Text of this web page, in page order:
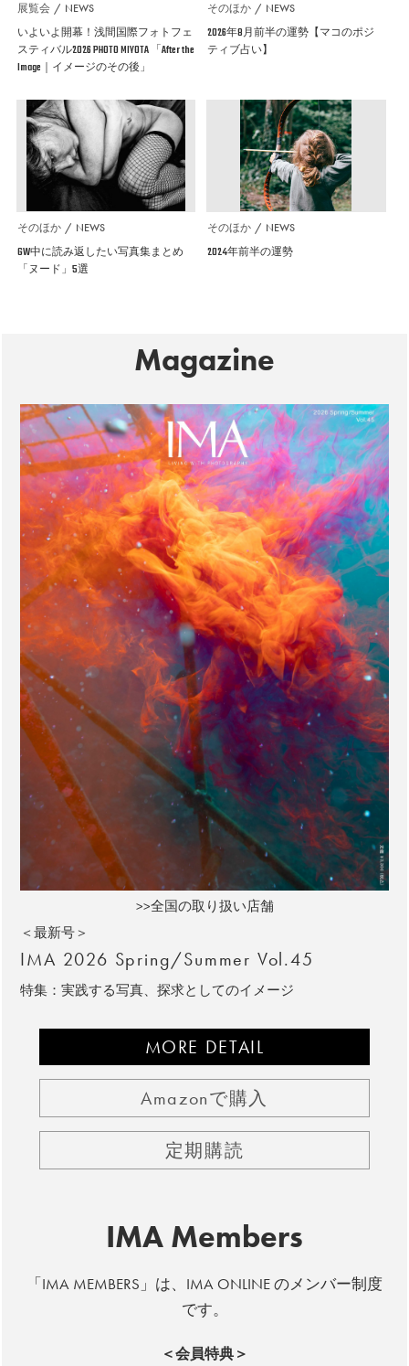
展覧会 NEWS
いよいよ開幕！浅間国際フォトフェ
スティバル2026 PHOTO MIYOTA 「After the
Image｜イメージのその後」
そのほか NEWS
2026年8月前半の運勢【マコのポジ
ティブ占い】
そのほか NEWS
GW中に読み返したい写真集まとめ
「ヌード」5選
そのほか NEWS
2024年前半の運勢
Magazine
>>全国の取り扱い店舗
＜最新号＞
IMA 2026 Spring/Summer Vol.45
特集：実践する写真、探求としてのイメージ
MORE DETAIL
Amazonで購入
定期購読
IMA Members
「IMA MEMBERS」は、IMA ONLINE のメンバー制度
です。
＜会員特典＞